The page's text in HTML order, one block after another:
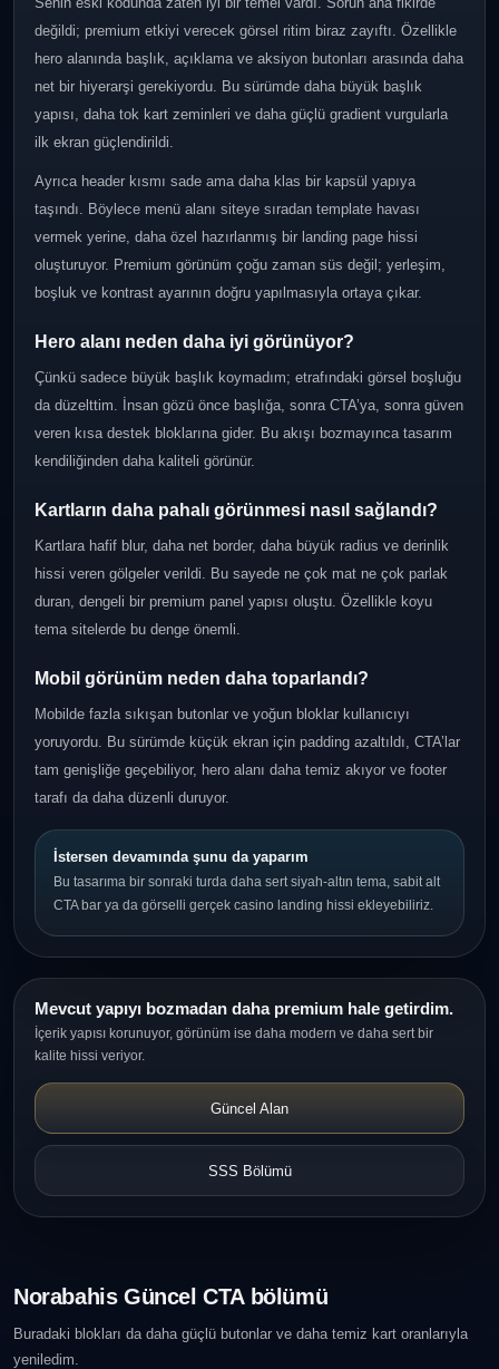
değildi; premium etkiyi verecek görsel ritim biraz zayıftı. Özellikle
hero alanında başlık, açıklama ve aksiyon butonları arasında daha
net bir hiyerarşi gerekiyordu. Bu sürümde daha büyük başlık
yapısı, daha tok kart zeminleri ve daha güçlü gradient vurgularla
ilk ekran güçlendirildi.
Ayrıca header kısmı sade ama daha klas bir kapsül yapıya
taşındı. Böylece menü alanı siteye sıradan template havası
vermek yerine, daha özel hazırlanmış bir landing page hissi
oluşturuyor. Premium görünüm çoğu zaman süs değil; yerleşim,
boşluk ve kontrast ayarının doğru yapılmasıyla ortaya çıkar.
Hero alanı neden daha iyi görünüyor?
Çünkü sadece büyük başlık koymadım; etrafındaki görsel boşluğu
da düzelttim. İnsan gözü önce başlığa, sonra CTA’ya, sonra güven
veren kısa destek bloklarına gider. Bu akışı bozmayınca tasarım
kendiliğinden daha kaliteli görünür.
Kartların daha pahalı görünmesi nasıl sağlandı?
Kartlara hafif blur, daha net border, daha büyük radius ve derinlik
hissi veren gölgeler verildi. Bu sayede ne çok mat ne çok parlak
duran, dengeli bir premium panel yapısı oluştu. Özellikle koyu
tema sitelerde bu denge önemli.
Mobil görünüm neden daha toparlandı?
Mobilde fazla sıkışan butonlar ve yoğun bloklar kullanıcıyı
yoruyordu. Bu sürümde küçük ekran için padding azaltıldı, CTA’lar
tam genişliğe geçebiliyor, hero alanı daha temiz akıyor ve footer
tarafı da daha düzenli duruyor.
İstersen devamında şunu da yaparım
Bu tasarıma bir sonraki turda daha sert siyah-altın tema, sabit alt
CTA bar ya da görselli gerçek casino landing hissi ekleyebiliriz.
Mevcut yapıyı bozmadan daha premium hale getirdim.
İçerik yapısı korunuyor, görünüm ise daha modern ve daha sert bir
kalite hissi veriyor.
Güncel Alan
SSS Bölümü
Norabahis Güncel CTA bölümü
Buradaki blokları da daha güçlü butonlar ve daha temiz kart oranlarıyla
yeniledim.